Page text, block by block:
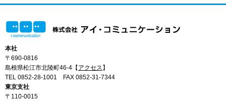
本社
〒690-0816
島根県松江市北陵町46-4【 アクセス 】
TEL 0852-28-1001
FAX 0852-31-7344
東京支社
〒110-0015